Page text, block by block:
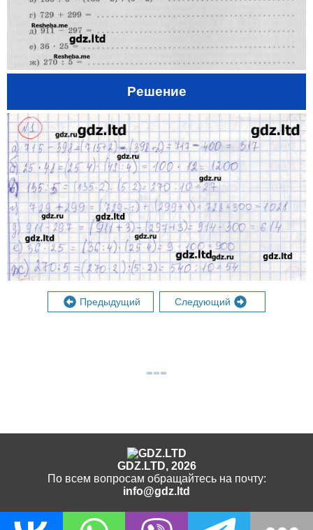
Решение
Предыдущий Следующий
GDZ.LTD, 2026
По всем вопросам обращайтесь на почту:
info@gdz.ltd